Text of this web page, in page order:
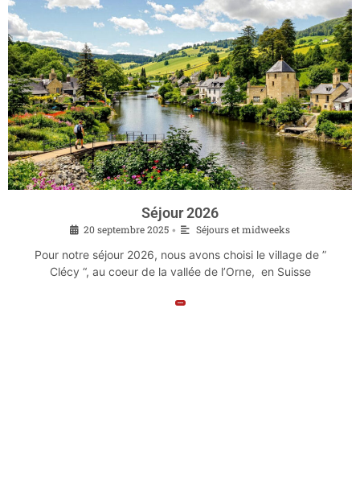
Séjour 2026
20 septembre 2025 • Séjours et midweeks
Pour notre séjour 2026, nous avons choisi le village de ”
Clécy “, au coeur de la vallée de l’Orne, en Suisse